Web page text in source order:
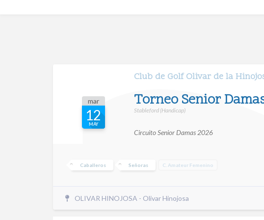
Club de Golf Olivar de la
mar
12
MAY
Torneo Senior
Stableford (Handicap)
Circuito Senior Damas 2026
Caballeros Señoras C. Amateur Femenino
OLIVAR HINOJOSA - Olivar Hinojosa